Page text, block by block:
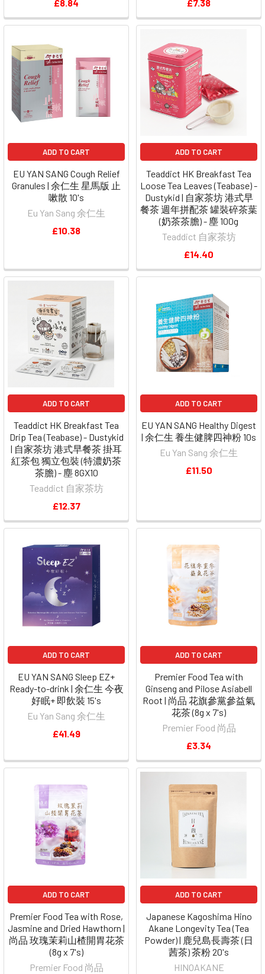
£8.84 £7.38
ADD TO CART
EU YAN SANG Cough Relief
Granules | 余仁生 星馬版 止
嗽散 10's
Eu Yan Sang 余仁生
£10.38
ADD TO CART
Teaddict HK Breakfast Tea
Loose Tea Leaves (Teabase) -
Dustykid | 自家茶坊 港式早
餐茶 週年拼配茶 罐裝碎茶葉
(奶茶茶膽) - 塵 100g
Teaddict 自家茶坊
£14.40
ADD TO CART
Teaddict HK Breakfast Tea
Drip Tea (Teabase) - Dustykid
| 自家茶坊 港式早餐茶 掛耳
紅茶包 獨立包裝 (特濃奶茶
茶膽) - 塵 8GX10
Teaddict 自家茶坊
£12.37
ADD TO CART
EU YAN SANG Healthy Digest
| 余仁生 養生健脾四神粉 10s
Eu Yan Sang 余仁生
£11.50
ADD TO CART
EU YAN SANG Sleep EZ+
Ready-to-drink | 余仁生 今夜
好眠+ 即飲裝 15's
Eu Yan Sang 余仁生
£41.49
ADD TO CART
Premier Food Tea with
Ginseng and Pilose Asiabell
Root | 尚品 花旗參黨參益氣
花茶 (8g x 7's)
Premier Food 尚品
£3.34
ADD TO CART
Premier Food Tea with Rose,
Jasmine and Dried Hawthorn |
尚品 玫瑰茉莉山楂開胃花茶
(8g x 7's)
Premier Food 尚品
ADD TO CART
Japanese Kagoshima Hino
Akane Longevity Tea (Tea
Powder) | 鹿兒島長壽茶 (日
茜茶) 茶粉 20's
HINOAKANE